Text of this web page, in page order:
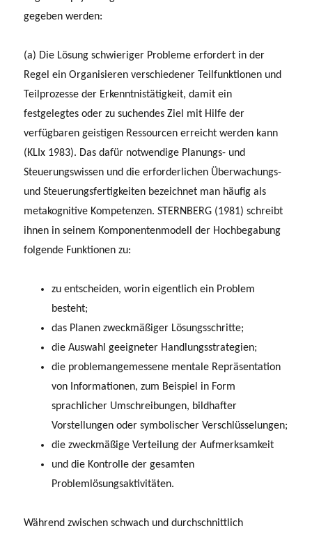
gegeben werden:
(a) Die Lösung schwieriger Probleme erfordert in der
Regel ein Organisieren verschiedener Teilfunktionen und
Teilprozesse der Erkenntnistätigkeit, damit ein
festgelegtes oder zu suchendes Ziel mit Hilfe der
verfügbaren geistigen Ressourcen erreicht werden kann
(KLIx 1983). Das dafür notwendige Planungs- und
Steuerungswissen und die erforderlichen Überwachungs-
und Steuerungsfertigkeiten bezeichnet man häufig als
metakognitive Kompetenzen. STERNBERG (1981) schreibt
ihnen in seinem Komponentenmodell der Hochbegabung
folgende Funk­tionen zu:
zu entscheiden, worin eigentlich ein Problem
besteht;
das Planen zweckmäßiger Lösungsschritte;
die Auswahl geeigneter Handlungsstrategien;
die problemangemessene mentale Repräsentation
von Informationen, zum Bei­spiel in Form
sprachlicher Umschreibungen, bildhafter
Vorstellungen oder symbolischer Verschlüsselungen;
die zweckmäßige Verteilung der Aufmerksamkeit
und die Kontrolle der gesamten
Problemlösungsaktivitäten.
Während zwischen schwach und durchschnittlich